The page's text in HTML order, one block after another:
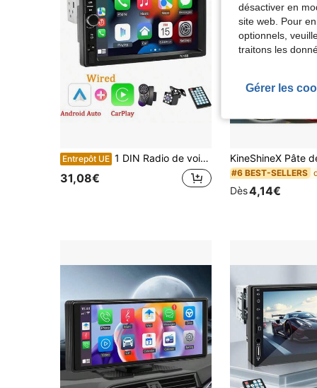
Entrepôt UE 1 DIN Radio de voiture, lecteur multimédia de voiture 7 pouces, compatible CarPlay, Android Auto, écran tactile HD, connectivité smartphone, entrée FM/AUX
31,08€ #6 BEST-SELLERS
Dès4,14€
désactiver en
site web. Pour
optionnels,
traitons les
Gérer les